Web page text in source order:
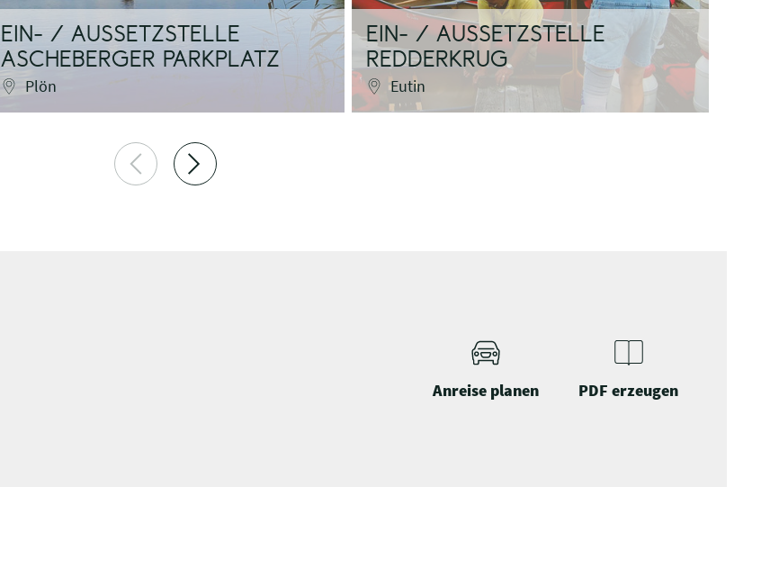
EIN- / AUSSETZSTELLE
ASCHEBERGER PARKPLATZ
Plön
EIN- / AUSSETZSTELLE
REDDERKRUG
Eutin
Anreise planen PDF erzeugen